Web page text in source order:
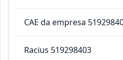
CAE da empresa
Racius 519298403